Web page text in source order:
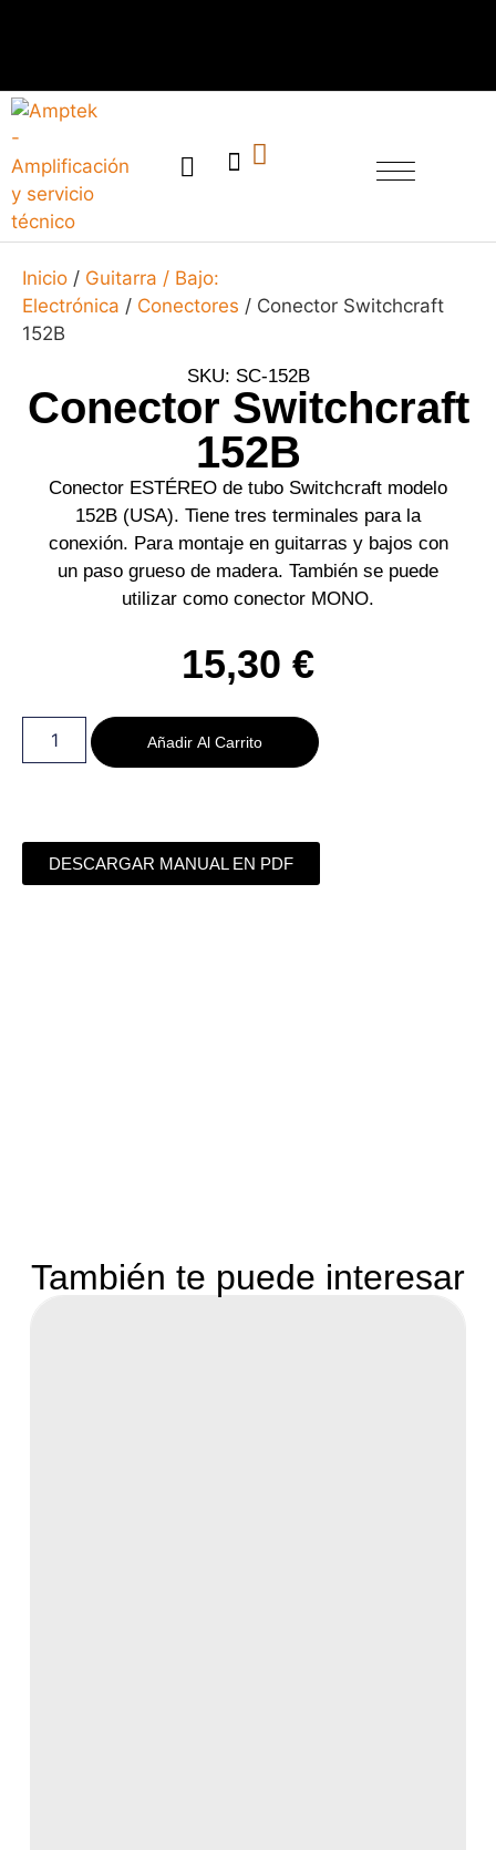
Inicio / Guitarra / Bajo:
Electrónica / Conectores / Conector Switchcraft
152B
SKU: SC-152B
Conector Switchcraft
152B
Conector ESTÉREO de tubo Switchcraft modelo
152B (USA). Tiene tres terminales para la
conexión. Para montaje en guitarras y bajos con
un paso grueso de madera. También se puede
utilizar como conector MONO.
15,30 €
Añadir Al Carrito
DESCARGAR MANUAL EN PDF
También te puede interesar